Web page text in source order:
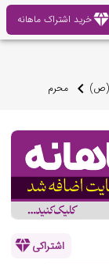
diamondخرید اشتراک ماهانه
(ص) محرم
اشتراکیdiamond